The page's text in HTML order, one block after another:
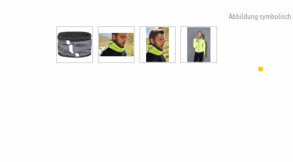
Abbildung symbolisch.